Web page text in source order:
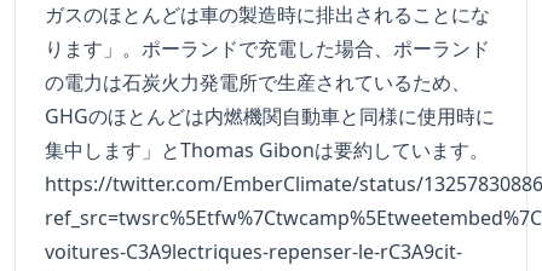
ガスのほとんどは車の製造時に排出されることにな
ります」。ポーランドで充電した場合、ポーランド
の電力は石炭火力発電所で生産されているため、
GHGのほとんどは内燃機関自動車と同様に使用時に
集中します」とThomas Gibonは要約しています。
https://twitter.com/EmberClimate/status/
voitures-C3A9lectriques-repenser-le-rC3A9cit-